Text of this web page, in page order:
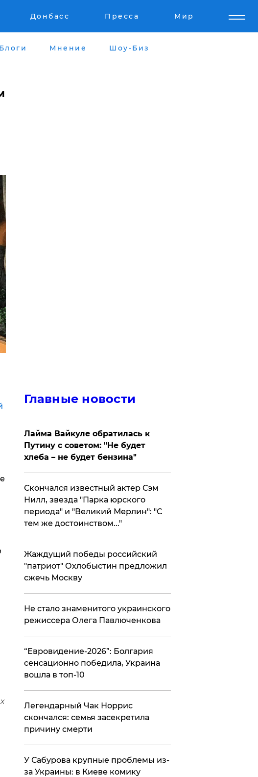
Донбасс Пресса Мир
Блоги Мнение Шоу-Биз
Главные новости
Лайма Вайкуле обратилась к
Путину с советом: "Не будет
хлеба – не будет бензина"
Скончался известный актер Сэм
Нилл, звезда "Парка юрского
периода" и "Великий Мерлин": "С
тем же достоинством..."
Жаждущий победы российский
"патриот" Охлобыстин предложил
сжечь Москву
Не стало знаменитого украинского
режиссера Олега Павлюченкова
​“Евровидение-2026”: Болгария
сенсационно победила, Украина
вошла в топ-10
​Легендарный Чак Норрис
скончался: семья засекретила
причину смерти
У Сабурова крупные проблемы из-
за Украины: в Киеве комику